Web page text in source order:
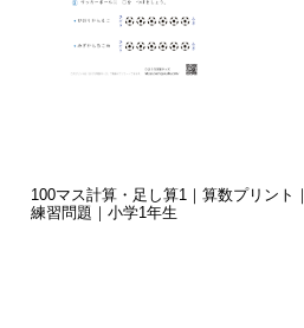
100マス計算・足し算1｜算数プリント｜
練習問題｜小学1年生